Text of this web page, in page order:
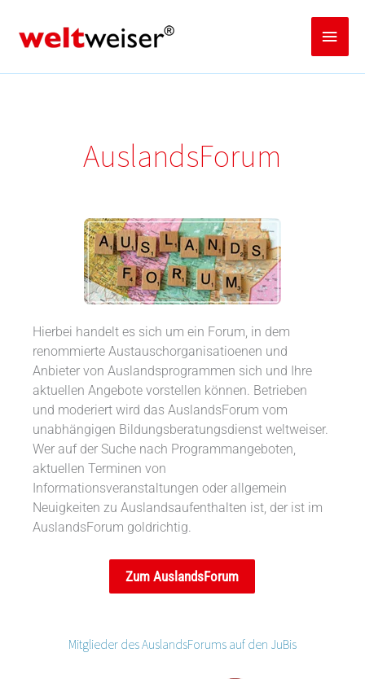
springen
AuslandsForum
Hierbei handelt es sich um ein Forum, in dem
renommierte Austauschorganisatioenen und
Anbieter von Auslandsprogrammen sich und Ihre
aktuellen Angebote vorstellen können. Betrieben
und moderiert wird das AuslandsForum vom
unabhängigen Bildungsberatungsdienst weltweiser.
Wer auf der Suche nach Programmangeboten,
aktuellen Terminen von
Informationsveranstaltungen oder allgemein
Neuigkeiten zu Auslandsaufenthalten ist, der ist im
AuslandsForum goldrichtig.
Zum AuslandsForum
Mitglieder des AuslandsForums auf den JuBis